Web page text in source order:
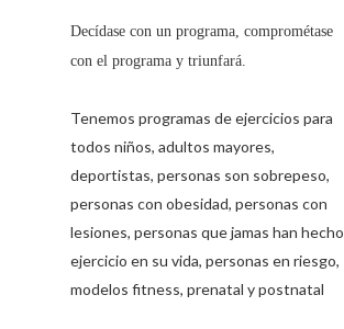
Decídase con un programa, comprométase
con el programa y triunfará.
Tenemos programas de ejercicios para
todos niños, adultos mayores,
deportistas, personas son sobrepeso,
personas con obesidad, personas con
lesiones, personas que jamas han hecho
ejercicio en su vida, personas en riesgo,
modelos fitness, prenatal y postnatal